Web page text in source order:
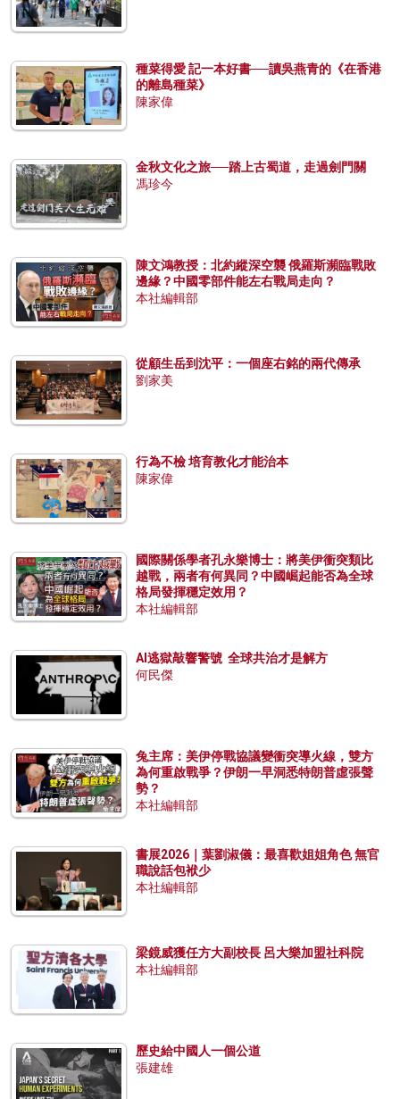
種菜得愛 記一本好書──讀吳燕青的《在香港
的離島種菜》
陳家偉
金秋文化之旅──踏上古蜀道，走過劍門關
馮珍今
陳文鴻教授：北約縱深空襲 俄羅斯瀕臨戰敗
邊緣？中國零部件能左右戰局走向？
本社編輯部
從顧生岳到沈平：一個座右銘的兩代傳承
劉家美
行為不檢 培育教化才能治本
陳家偉
國際關係學者孔永樂博士：將美伊衝突類比
越戰，兩者有何異同？中國崛起能否為全球
格局發揮穩定效用？
本社編輯部
AI逃獄敲響警號 全球共治才是解方
何民傑
兔主席：美伊停戰協議變衝突導火線，雙方
為何重啟戰爭？伊朗一早洞悉特朗普虛張聲
勢？
本社編輯部
書展2026｜葉劉淑儀：最喜歡姐姐角色 無官
職說話包袱少
本社編輯部
梁鏡威獲任方大副校長 呂大樂加盟社科院
本社編輯部
歷史給中國人一個公道
張建雄